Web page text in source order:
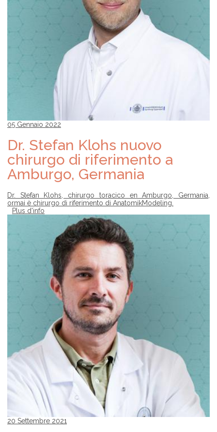
05 Gennaio 2022
Dr. Stefan Klohs nuovo
chirurgo di riferimento a
Amburgo, Germania
Dr. Stefan Klohs, chirurgo toracico en Amburgo, Germania,
ormai è chirurgo di riferimento di AnatomikModeling.
Plus d'info
20 Settembre 2021